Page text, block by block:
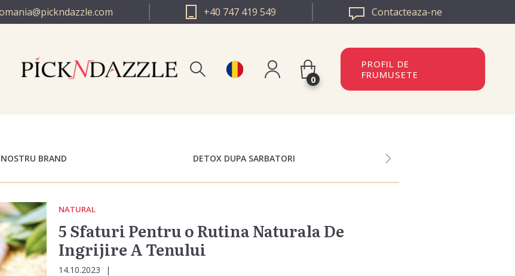
+40 747 419 549 Contacteaza-ne
PICK N DAZZLE EUROPA
0
PROFIL DE
FRUMUSETE
BRAND DETOX DUPA SARBATORI
NATURAL
5 Sfaturi Pentru o Rutina Naturala De
Ingrijire A Tenului
14.10.2023 |